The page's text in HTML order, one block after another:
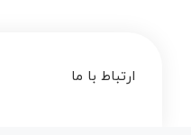
ارتباط با ما